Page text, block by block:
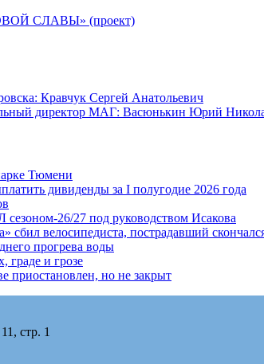
СЛАВЫ» (проект)
Кравчук Сергей Анатольевич
директор МАГ: Васюнькин Юрий
Тюмени
дивиденды за I полугодие 2026 года
26/27 под руководством Исакова
сбил велосипедиста, пострадавший
прогрева воды
граде и грозе
приостановлен, но не закрыт
стр. 1